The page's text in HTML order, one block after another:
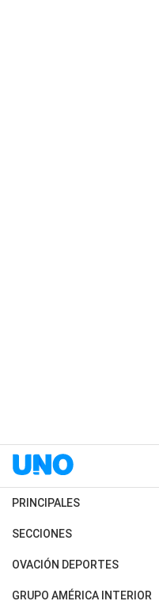
PRINCIPALES
Últimas Noticias
Política
SECCIONES
Horóscopo
Motores
OVACIÓN DEPORTES
Fútbol
GRUPO AMÉRICA INTERIOR